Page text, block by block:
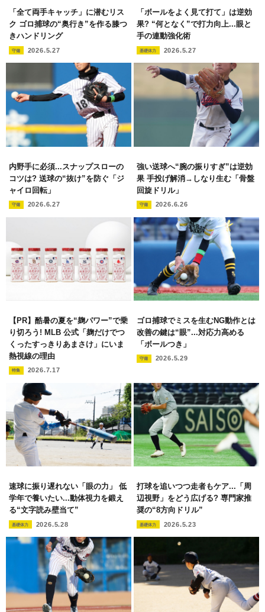
「全て両手キャッチ」に潜むリス
ク ゴロ捕球の“奥行き”を作る膝つ
きハンドリング
守備 2026.5.27
「ボールをよく見て打て」は逆効
果? “何となく”で打力向上...眼と
手の連動強化術
基礎体力 2026.5.27
内野手に必須...スナップスローの
コツは? 送球の“抜け”を防ぐ「ジ
ャイロ回転」
守備 2026.6.27
強い送球へ“腕の振りすぎ”は逆効
果 手投げ解消→しなり生む「骨盤
回旋ドリル」
守備 2026.6.26
【PR】酷暑の夏を“麹パワー”で乗
り切ろう! MLB 公式「麹だけでつ
くったすっきりあまさけ」にいま
熱視線の理由
特集 2026.7.17
ゴロ捕球でミスを生むNG動作とは
改善の鍵は“眼”...対応力高める
「ボールつき」
守備 2026.5.29
速球に振り遅れない「眼の力」 低
学年で養いたい...動体視力を鍛え
る“文字読み壁当て”
基礎体力 2026.5.28
打球を追いつつ走者もケア...「周
辺視野」をどう広げる? 専門家推
奨の“8方向ドリル”
基礎体力 2026.5.23